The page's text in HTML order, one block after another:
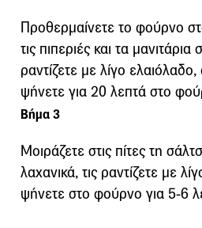
Προθερμαίνετε το φούρνο
τις πιπεριές και τα
ραντίζετε με λίγο ελαιόλαδο,
ψήνετε για 20 λεπτά στο
Βήμα 3
Μοιράζετε στις πίτες τη
λαχανικά, τις ραντίζετε με
ψήνετε στο φούρνο για 5-6